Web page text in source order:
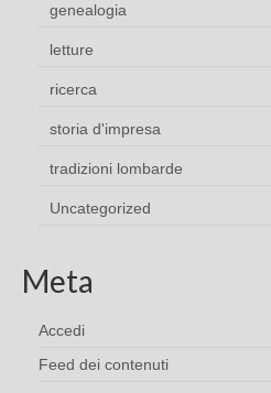
genealogia
letture
ricerca
storia d'impresa
tradizioni lombarde
Uncategorized
Meta
Accedi
Feed dei contenuti